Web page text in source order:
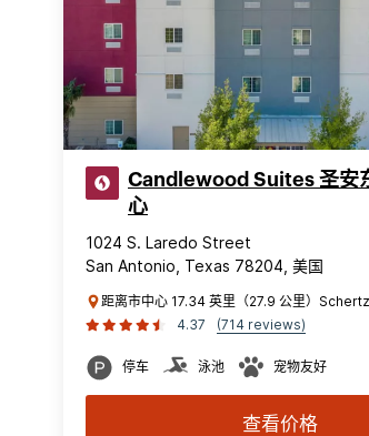
Candlewood Suites 圣安
心
1024 S. Laredo Street
San Antonio, Texas 78204, 美国
距离市中心 17.34 英里（27.9 公里）Schertz
4.37
(714 reviews)
停车 泳池 宠物友好
查看价格